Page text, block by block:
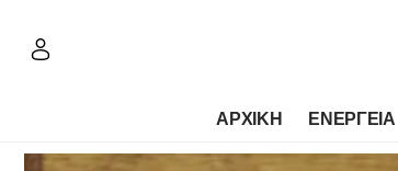
ΑΡΧΙΚΗ ΕΝΕΡΓΕΙΑ